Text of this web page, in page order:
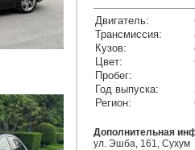
Двигатель:
Трансмиссия:
Кузов:
Цвет:
Пробег:
Год выпуска:
Регион:
Дополнительная
ул. Эшба, 161, Сухум